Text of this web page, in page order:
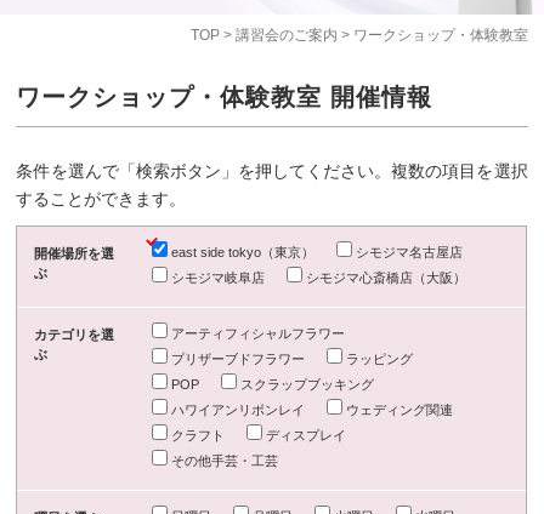
TOP> 講習会のご案内 > ワークショップ・体験教室
ワークショップ・体験教室 開催情報
条件を選んで「検索ボタン」を押してください。複数の項目を選択
することができます。
開催場所を選
ぶ
east side tokyo（東京）
シモジマ名古屋店
シモジマ岐阜店
シモジマ心斎橋店（大阪）
カテゴリを選
ぶ
アーティフィシャルフラワー
プリザーブドフラワー
ラッピング
POP
スクラップブッキング
ハワイアンリボンレイ
ウェディング関連
クラフト
ディスプレイ
その他手芸・工芸